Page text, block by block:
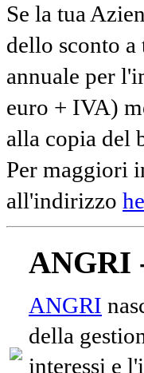
Se la tua
dello sconto
annuale per
euro + IVA)
alla copia del
Per maggiori
all'indirizzo
ANGRI
ANGRI
della
interessi e